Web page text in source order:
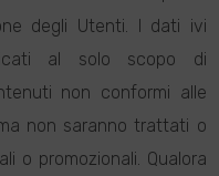
degli Utenti. I dati ivi
al solo scopo di
non conformi alle
non saranno trattati o
o promozionali. Qualora